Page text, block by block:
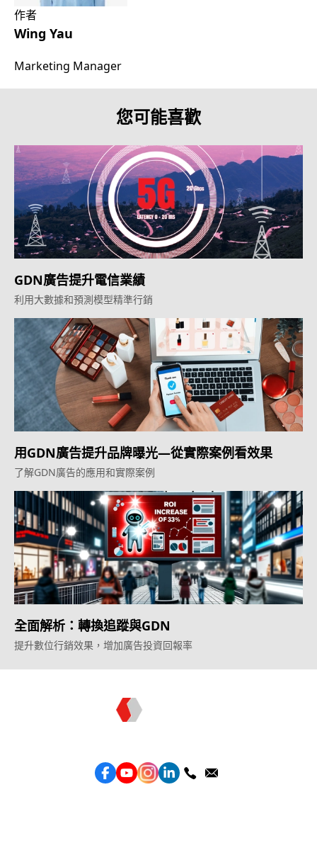
作者
Wing Yau
Marketing Manager
您可能喜歡
GDN廣告提升電信業績
利用大數據和預測模型精準行銷
用GDN廣告提升品牌曝光—從實際案例看效果
了解GDN廣告的應用和實際案例
全面解析：轉換追蹤與GDN
提升數位行銷效果，增加廣告投資回報率